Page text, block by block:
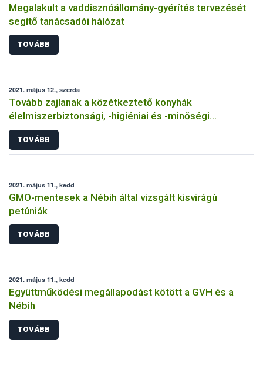
Megalakult a vaddisznóállomány-gyérítés tervezését
segítő tanácsadói hálózat
TOVÁBB
2021. május 12., szerda
Tovább zajlanak a közétkeztető konyhák
élelmiszerbiztonsági, -higiéniai és -minőségi
minősítései
TOVÁBB
2021. május 11., kedd
GMO-mentesek a Nébih által vizsgált kisvirágú
petúniák
TOVÁBB
2021. május 11., kedd
Együttműködési megállapodást kötött a GVH és a
Nébih
TOVÁBB